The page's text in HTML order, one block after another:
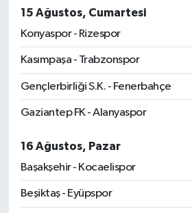
15 Ağustos, Cumartesi
Konyaspor - Rizespor
Kasımpaşa - Trabzonspor
Gençlerbirliği S.K. - Fenerbahçe
Gaziantep FK - Alanyaspor
16 Ağustos, Pazar
Başakşehir - Kocaelispor
Beşiktaş - Eyüpspor